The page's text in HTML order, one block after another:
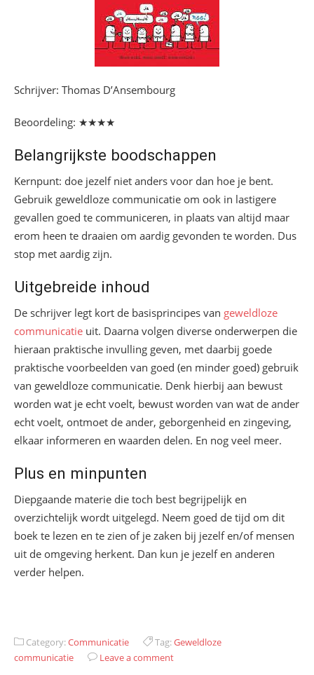
Schrijver: Thomas D’Ansembourg
Beoordeling: ★★★★
Belangrijkste boodschappen
Kernpunt: doe jezelf niet anders voor dan hoe je bent.
Gebruik geweldloze communicatie om ook in lastigere
gevallen goed te communiceren, in plaats van altijd maar
erom heen te draaien om aardig gevonden te worden. Dus
stop met aardig zijn.
Uitgebreide inhoud
De schrijver legt kort de basisprincipes van geweldloze
communicatie uit. Daarna volgen diverse onderwerpen die
hieraan praktische invulling geven, met daarbij goede
praktische voorbeelden van goed (en minder goed) gebruik
van geweldloze communicatie. Denk hierbij aan bewust
worden wat je echt voelt, bewust worden van wat de ander
echt voelt, ontmoet de ander, geborgenheid en zingeving,
elkaar informeren en waarden delen. En nog veel meer.
Plus en minpunten
Diepgaande materie die toch best begrijpelijk en
overzichtelijk wordt uitgelegd. Neem goed de tijd om dit
boek te lezen en te zien of je zaken bij jezelf en/of mensen
uit de omgeving herkent. Dan kun je jezelf en anderen
verder helpen.
Category:Communicatie Tag:Geweldloze
communicatie
Leave a comment